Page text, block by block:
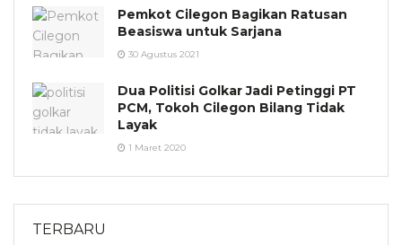
Pemkot Cilegon Bagikan Ratusan
Beasiswa untuk Sarjana
30 Agustus 2021
Dua Politisi Golkar Jadi Petinggi PT
PCM, Tokoh Cilegon Bilang Tidak
Layak
1 Maret 2020
TERBARU